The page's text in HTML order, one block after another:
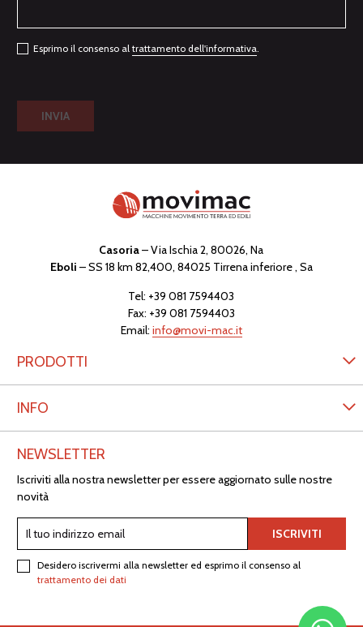
Esprimo il consenso al trattamento dell'informativa.
Casoria– Via Ischia 2, 80026, Na
Eboli – SS 18 km 82,400, 84025 Tirrena inferiore , Sa
Tel: +39 081 7594403
Fax: +39 081 7594403
Email: info@movi-mac.it
PRODOTTI
INFO
NEWSLETTER
Iscriviti alla nostra newsletter per essere aggiornato sulle nostre
novità
Desidero iscrivermi alla newsletter ed esprimo il consenso al
trattamento dei dati